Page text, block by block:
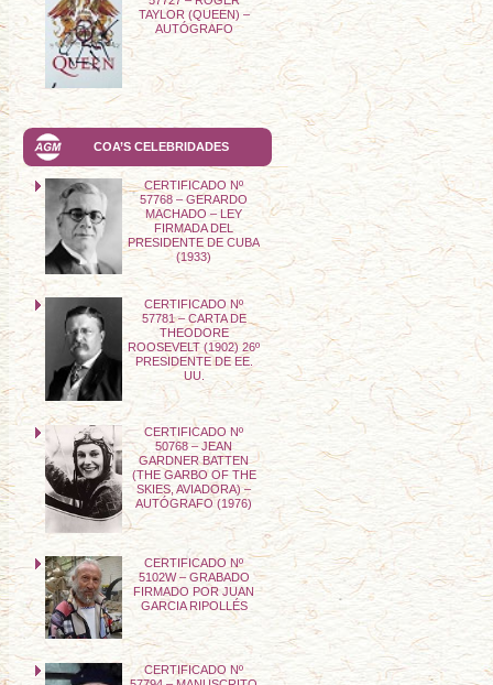
TAYLOR (QUEEN) –
AUTÓGRAFO
COA’S CELEBRIDADES
CERTIFICADO Nº
57768 – GERARDO
MACHADO – LEY
FIRMADA DEL
PRESIDENTE DE CUBA
(1933)
CERTIFICADO Nº
57781 – CARTA DE
THEODORE
ROOSEVELT (1902) 26º
PRESIDENTE DE EE.
UU.
CERTIFICADO Nº
50768 – JEAN
GARDNER BATTEN
(THE GARBO OF THE
SKIES, AVIADORA) –
AUTÓGRAFO (1976)
CERTIFICADO Nº
5102W – GRABADO
FIRMADO POR JUAN
GARCIA RIPOLLÉS
CERTIFICADO Nº